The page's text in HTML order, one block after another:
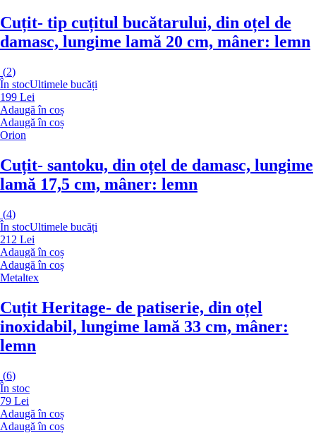
Cuțit- tip cuțitul bucătarului, din oțel de
damasc, lungime lamă 20 cm, mâner: lemn
(2)
În stocUltimele bucăți
199 Lei
Adaugă în coș
Adaugă în coș
Orion
Cuțit- santoku, din oțel de damasc, lungime
lamă 17,5 cm, mâner: lemn
(4)
În stocUltimele bucăți
212 Lei
Adaugă în coș
Adaugă în coș
Metaltex
Cuțit Heritage- de patiserie, din oțel
inoxidabil, lungime lamă 33 cm, mâner:
lemn
(6)
În stoc
79 Lei
Adaugă în coș
Adaugă în coș